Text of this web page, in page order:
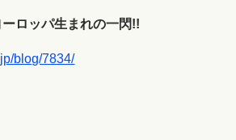
ロッパ生まれの一閃!!
blog/7834/